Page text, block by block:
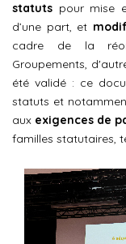
statuts pour mise
d’une part, et
cadre de la
Groupements,
été validé : ce
statuts et
aux exigences de
familles statutaires,